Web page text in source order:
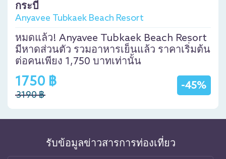
กระบี่
Anyavee Tubkaek Beach Resort
หมดแล้ว! Anyavee Tubkaek Beach Resort
มีหาดส่วนตัว รวมอาหารเย็นแล้ว ราคาเริ่มต้น
ต่อคนเพียง 1,750 บาทเท่านั้น
-45%
1750 ฿
3190 ฿
รับข้อมูลข่าวสารการท่องเที่ยว